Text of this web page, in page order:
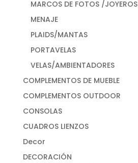
MARCOS DE FOTOS /JOYEROS
MENAJE
PLAIDS/MANTAS
PORTAVELAS
VELAS/AMBIENTADORES
COMPLEMENTOS DE MUEBLE
COMPLEMENTOS OUTDOOR
CONSOLAS
CUADROS LIENZOS
Decor
DECORACIÓN